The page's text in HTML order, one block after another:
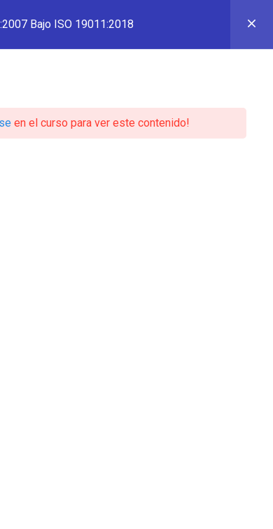
BLOG ACADEMIA SLAM
ISO
Bajo ISO 19011:2018
en el curso para ver este contenido!